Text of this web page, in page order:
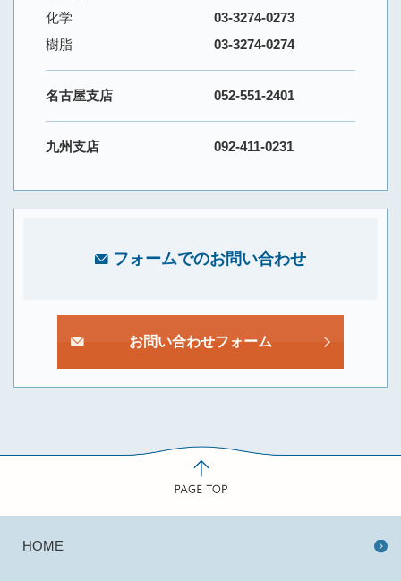
化学
03-3274-0273
樹脂
03-3274-0274
名古屋支店 052-551-2401
九州支店 092-411-0231
フォームでのお問い合わせ
お問い合わせフォーム
HOME